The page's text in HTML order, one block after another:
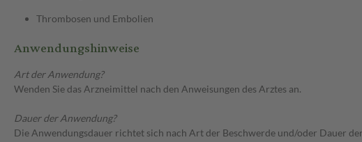
Thrombosen und Embolien
Anwendungshinweise
Art der Anwendung?
Wenden Sie das Arzneimittel nach den Anweisungen des Arztes an.
Dauer der Anwendung?
Die Anwendungsdauer richtet sich nach Art der Beschwerde und/oder Dauer